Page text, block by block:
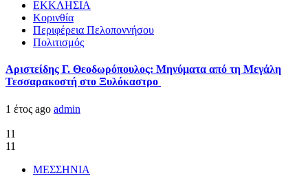
ΕΚΚΛΗΣΙΑ
Κορινθία
Περιφέρεια Πελοποννήσου
Πολιτισμός
Αριστείδης Γ. Θεοδωρόπουλος: Μηνύματα από τη Μεγάλη
Τεσσαρακοστή στο Ξυλόκαστρο
1 έτος ago admin
11
11
ΜΕΣΣΗΝΙΑ